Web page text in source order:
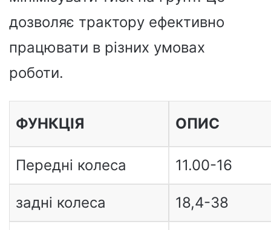
дозволяє трактору ефективно
працювати в різних умовах
роботи.
ФУНКЦІЯ ОПИС
Передні колеса 11.00-16
задні колеса 18,4-38